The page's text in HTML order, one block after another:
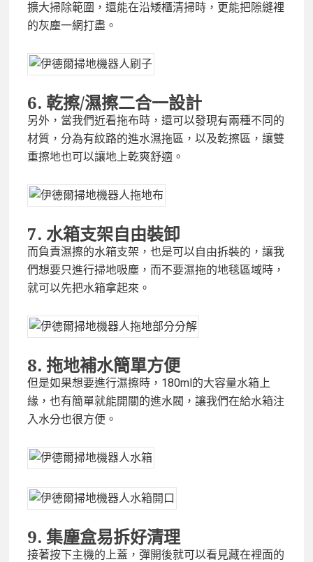
擴大掃除範圍，還能在沿矮櫃清掃時，更能把隙縫裡
的灰塵一網打盡。
6. 乾擦/濕擦二合一設計
另外，當我們近看拖布時，還可以發現有兩種不同的
材質，分為有紋路的進水濕拖區，以及乾擦區，讓雙
重擦地也可以讓地上乾爽舒適。
7. 水箱支架自由裝卸
而負責濕擦的水箱支架，也是可以自由拆裝的，讓我
們想要只進行掃地吸塵，而不要濕拖的地毯區域時，
就可以先把水箱拿起來。
8. 拖地補水簡單方便
但是如果想要進行濕擦時，180ml的大容量水箱上
緣，也有簡單就能開關的進水閥，讓我們在給水箱注
入水分也很方便。
9. 集塵盒易拆好清理
接著按下主機的上蓋，彈開後就可以看見藏在裡面的